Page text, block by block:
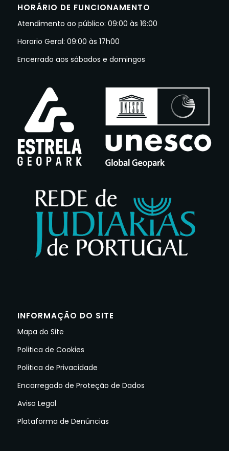
HORÁRIO DE FUNCIONAMENTO
Atendimento ao público: 09:00 às 16:00
Horario Geral: 09:00 às 17h00
Encerrado aos sábados e domingos
INFORMAÇÃO DO SITE
Mapa do Site
Politica de Cookies
Politica de Privacidade
Encarregado de Proteção de Dados
Aviso Legal
Plataforma de Denúncias